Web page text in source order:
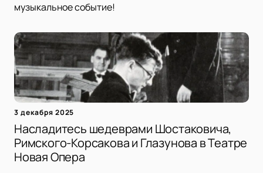
музыкальное событие!
3 декабря 2025
Насладитесь шедеврами Шостаковича,
Римского-Корсакова и Глазунова в Театре
Новая Опера